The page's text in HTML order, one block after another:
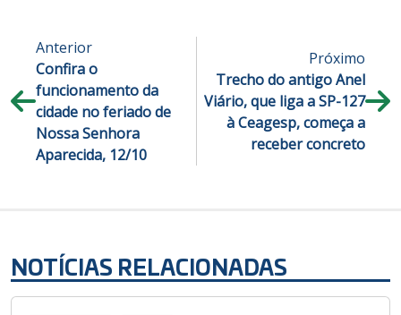
Anterior
Confira o
funcionamento da
cidade no feriado de
Nossa Senhora
Aparecida, 12/10
Próximo
Trecho do antigo Anel
Viário, que liga a SP-127
à Ceagesp, começa a
receber concreto
NOTÍCIAS RELACIONADAS